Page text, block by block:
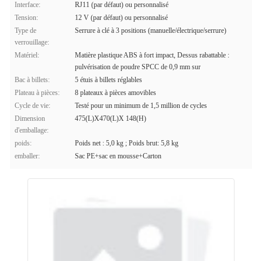
Interface:
RJ11 (par défaut) ou personnalisé
Tension:
12 V (par défaut) ou personnalisé
Type de
verrouillage:
Serrure à clé à 3 positions (manuelle/électrique/serrure)
Matériel:
Matière plastique ABS à fort impact, Dessus rabattable :
pulvérisation de poudre SPCC de 0,9 mm sur
Bac à billets:
5 étuis à billets réglables
Plateau à pièces:
8 plateaux à pièces amovibles
Cycle de vie:
Testé pour un minimum de 1,5 million de cycles
Dimension
d'emballage:
475(L)X470(L)X 148(H)
poids:
Poids net : 5,0 kg ; Poids brut: 5,8 kg
emballer:
Sac PE+sac en mousse+Carton